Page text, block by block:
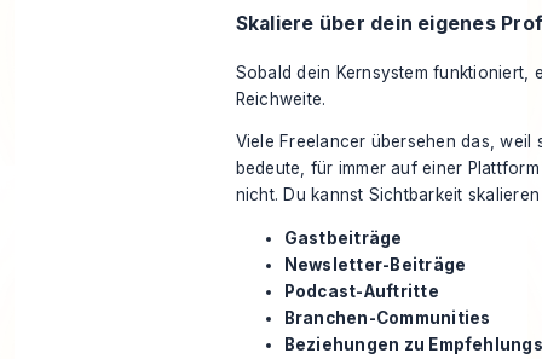
Skaliere über dein eigenes
Sobald dein Kernsystem funktioniert,
Reichweite.
Viele Freelancer übersehen das, weil
bedeute, für immer auf einer
nicht. Du kannst Sichtbarkeit
Gastbeiträge
Newsletter-Beiträge
Podcast-Auftritte
Branchen-Communities
Beziehungen zu